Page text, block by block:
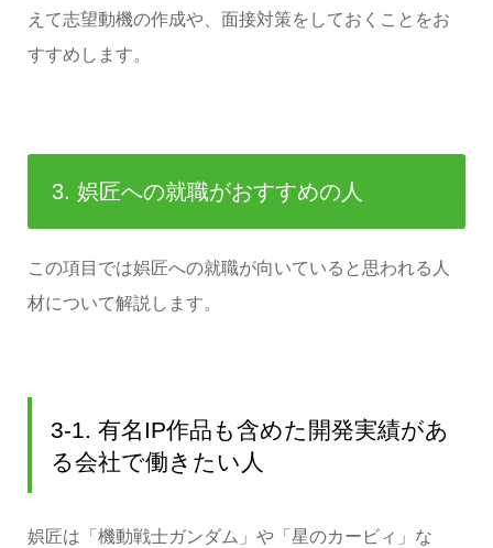
えて志望動機の作成や、面接対策をしておくことをお
すすめします。
3. 娯匠への就職がおすすめの人
この項目では娯匠への就職が向いていると思われる人
材について解説します。
3-1. 有名IP作品も含めた開発実績があ
る会社で働きたい人
娯匠は「機動戦士ガンダム」や「星のカービィ」な